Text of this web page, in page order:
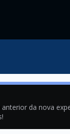
da nova